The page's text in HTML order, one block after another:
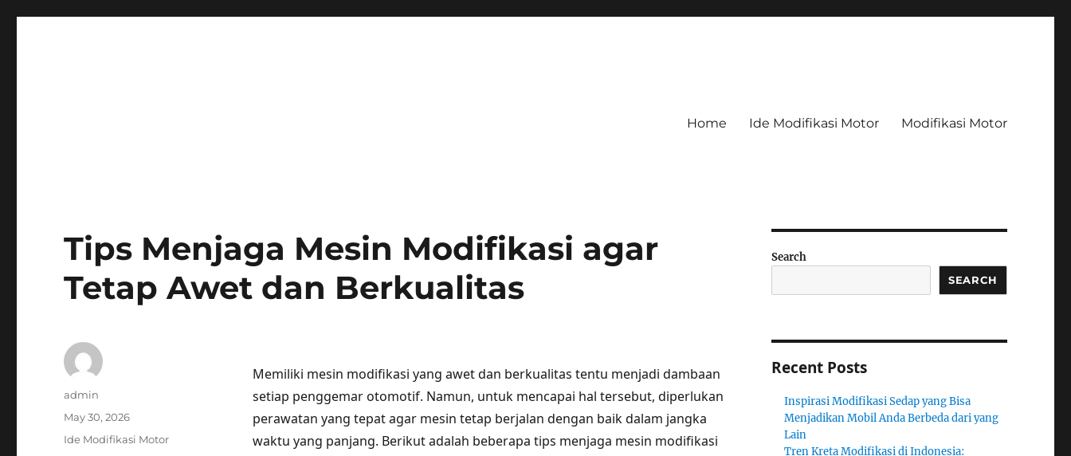
Home Ide Modifikasi Motor Modifikasi Motor
Tips Menjaga Mesin Modifikasi agar
Tetap Awet dan Berkualitas
Memiliki mesin modifikasi yang awet dan berkualitas tentu menjadi dambaan
setiap penggemar otomotif. Namun, untuk mencapai hal tersebut, diperlukan
perawatan yang tepat agar mesin tetap berjalan dengan baik dalam jangka
waktu yang panjang. Berikut adalah beberapa tips menjaga mesin modifikasi
Author
admin
Posted
on
May 30, 2026
Categories
Ide Modifikasi Motor
Search
SEARCH
Recent Posts
Inspirasi Modifikasi Sedap yang Bisa
Menjadikan Mobil Anda Berbeda dari yang
Lain
Tren Kreta Modifikasi di Indonesia: